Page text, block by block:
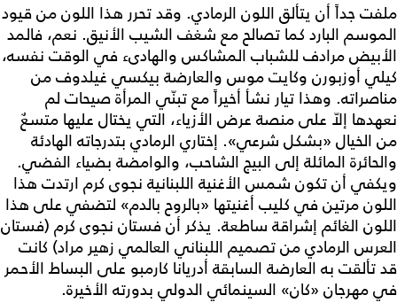
ملفت جداً أن يتألق اللون الرمادي. وقد تحرر هذا اللون من قيود
الموسم البارد كما تصالح مع شغف الشيب الأنيق. نعم، فالمد
الأبيض مرادف للشباب المشاكس والهادىء في الوقت نفسه،
كيلي أوزبورن وكايت موس والعارضة بيكسي غيلدوف من
مناصراته. وهذا تيار نشأ أخيراً مع تبنّي المرأة صيحات لم
نعهدها إلاّ على منصة عرض الأزياء، التي يختال عليها متسعٌ
من الخيال «بشكل شرعي». إختاري الرمادي بتدرجاته الهادئة
والحائرة المائلة إلى البيج الشاحب، والوامضة بضياء الفضي.
ويكفي أن تكون شمس الأغنية اللبنانية نجوى كرم ارتدت هذا
اللون مرتين في كليب أغنيتها «بالروح بالدم» لتضفي على هذا
اللون الغائم إشراقة ساطعة. يذكر أن فستان نجوى كرم (فستان
العرس الرمادي من تصميم اللبناني العالمي زهير مراد) كانت
قد تألقت به العارضة السابقة أدريانا كارمبو على البساط الأحمر
في مهرجان «كان» السينمائي الدولي بدورته الأخيرة.